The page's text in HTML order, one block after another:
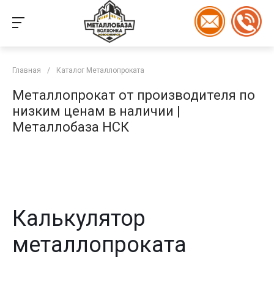
Главная / Каталог Металлопроката
Металлопрокат от производителя по
низким ценам в наличии |
Металлобаза НСК
Калькулятор
металлопроката